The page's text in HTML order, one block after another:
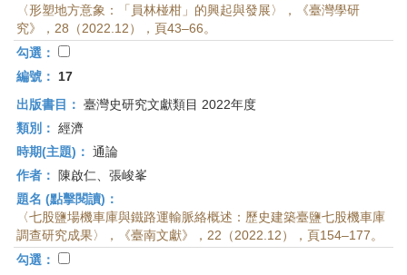
〈形塑地方意象：「員林椪柑」的興起與發展〉，《臺灣學研
究》，28（2022.12），頁43–66。
勾選：
編號：
17
出版書目： 臺灣史研究文獻類目 2022年度
類別： 經濟
時期(主題)： 通論
作者：
陳啟仁、張峻峯
題名 (點擊閱讀)：
〈七股鹽場機車庫與鐵路運輸脈絡概述：歷史建築臺鹽七股機車庫
調查研究成果〉，《臺南文獻》，22（2022.12），頁154–177。
勾選：